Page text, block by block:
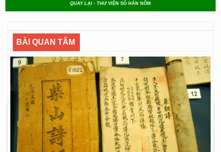
QUAY LẠI - THƯ VIỆN SỐ HÁN NÔM
BÀI QUAN TÂM